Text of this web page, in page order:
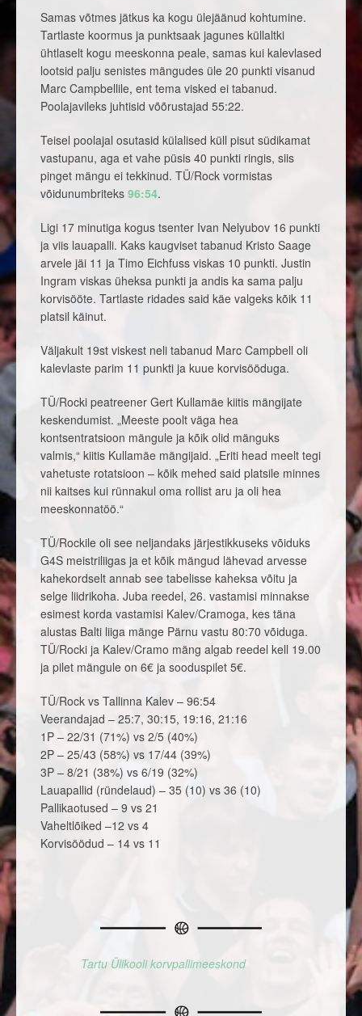
Samas võtmes jätkus ka kogu ülejäänud kohtumine.
Tartlaste koormus ja punktsaak jagunes küllaltki
ühtlaselt kogu meeskonna peale, samas kui kalevlased
lootsid palju senistes mängudes üle 20 punkti visanud
Marc Campbellile, ent tema visked ei tabanud.
Poolajavileks juhtisid võõrustajad 55:22.
Teisel poolajal osutasid külalised küll pisut südikamat
vastupanu, aga et vahe püsis 40 punkti ringis, siis
pinget mängu ei tekkinud. TÜ/Rock vormistas
võidunumbriteks 96:54.
Ligi 17 minutiga kogus tsenter Ivan Nelyubov 16 punkti
ja viis lauapalli. Kaks kaugviset tabanud Kristo Saage
arvele jäi 11 ja Timo Eichfuss viskas 10 punkti. Justin
Ingram viskas üheksa punkti ja andis ka sama palju
korvisööte. Tartlaste ridades said käe valgeks kõik 11
platsil käinut.
Väljakult 19st viskest neli tabanud Marc Campbell oli
kalevlaste parim 11 punkti ja kuue korvisööduga.
TÜ/Rocki peatreener Gert Kullamäe kiitis mängijate
keskendumist. „Meeste poolt väga hea
kontsentratsioon mängule ja kõik olid mänguks
valmis,“ kiitis Kullamäe mängijaid. „Eriti head meelt tegi
vahetuste rotatsioon – kõik mehed said platsile minnes
nii kaitses kui rünnakul oma rollist aru ja oli hea
meeskonnatöö.“
TÜ/Rockile oli see neljandaks järjestikkuseks võiduks
G4S meistriliigas ja et kõik mängud lähevad arvesse
kahekordselt annab see tabelisse kaheksa võitu ja
selge liidrikoha. Juba reedel, 26. vastamisi minnakse
esimest korda vastamisi Kalev/Cramoga, kes täna
alustas Balti liiga mänge Pärnu vastu 80:70 võiduga.
TÜ/Rocki ja Kalev/Cramo mäng algab reedel kell 19.00
ja pilet mängule on 6€ ja sooduspilet 5€.
TÜ/Rock vs Tallinna Kalev – 96:54
Veerandajad – 25:7, 30:15, 19:16, 21:16
1P – 22/31 (71%) vs 2/5 (40%)
2P – 25/43 (58%) vs 17/44 (39%)
3P – 8/21 (38%) vs 6/19 (32%)
Lauapallid (ründelaud) – 35 (10) vs 36 (10)
Pallikaotused – 9 vs 21
Vaheltlõiked –12 vs 4
Korvisöödud – 14 vs 11
Tartu Ülikooli korvpallimeeskond